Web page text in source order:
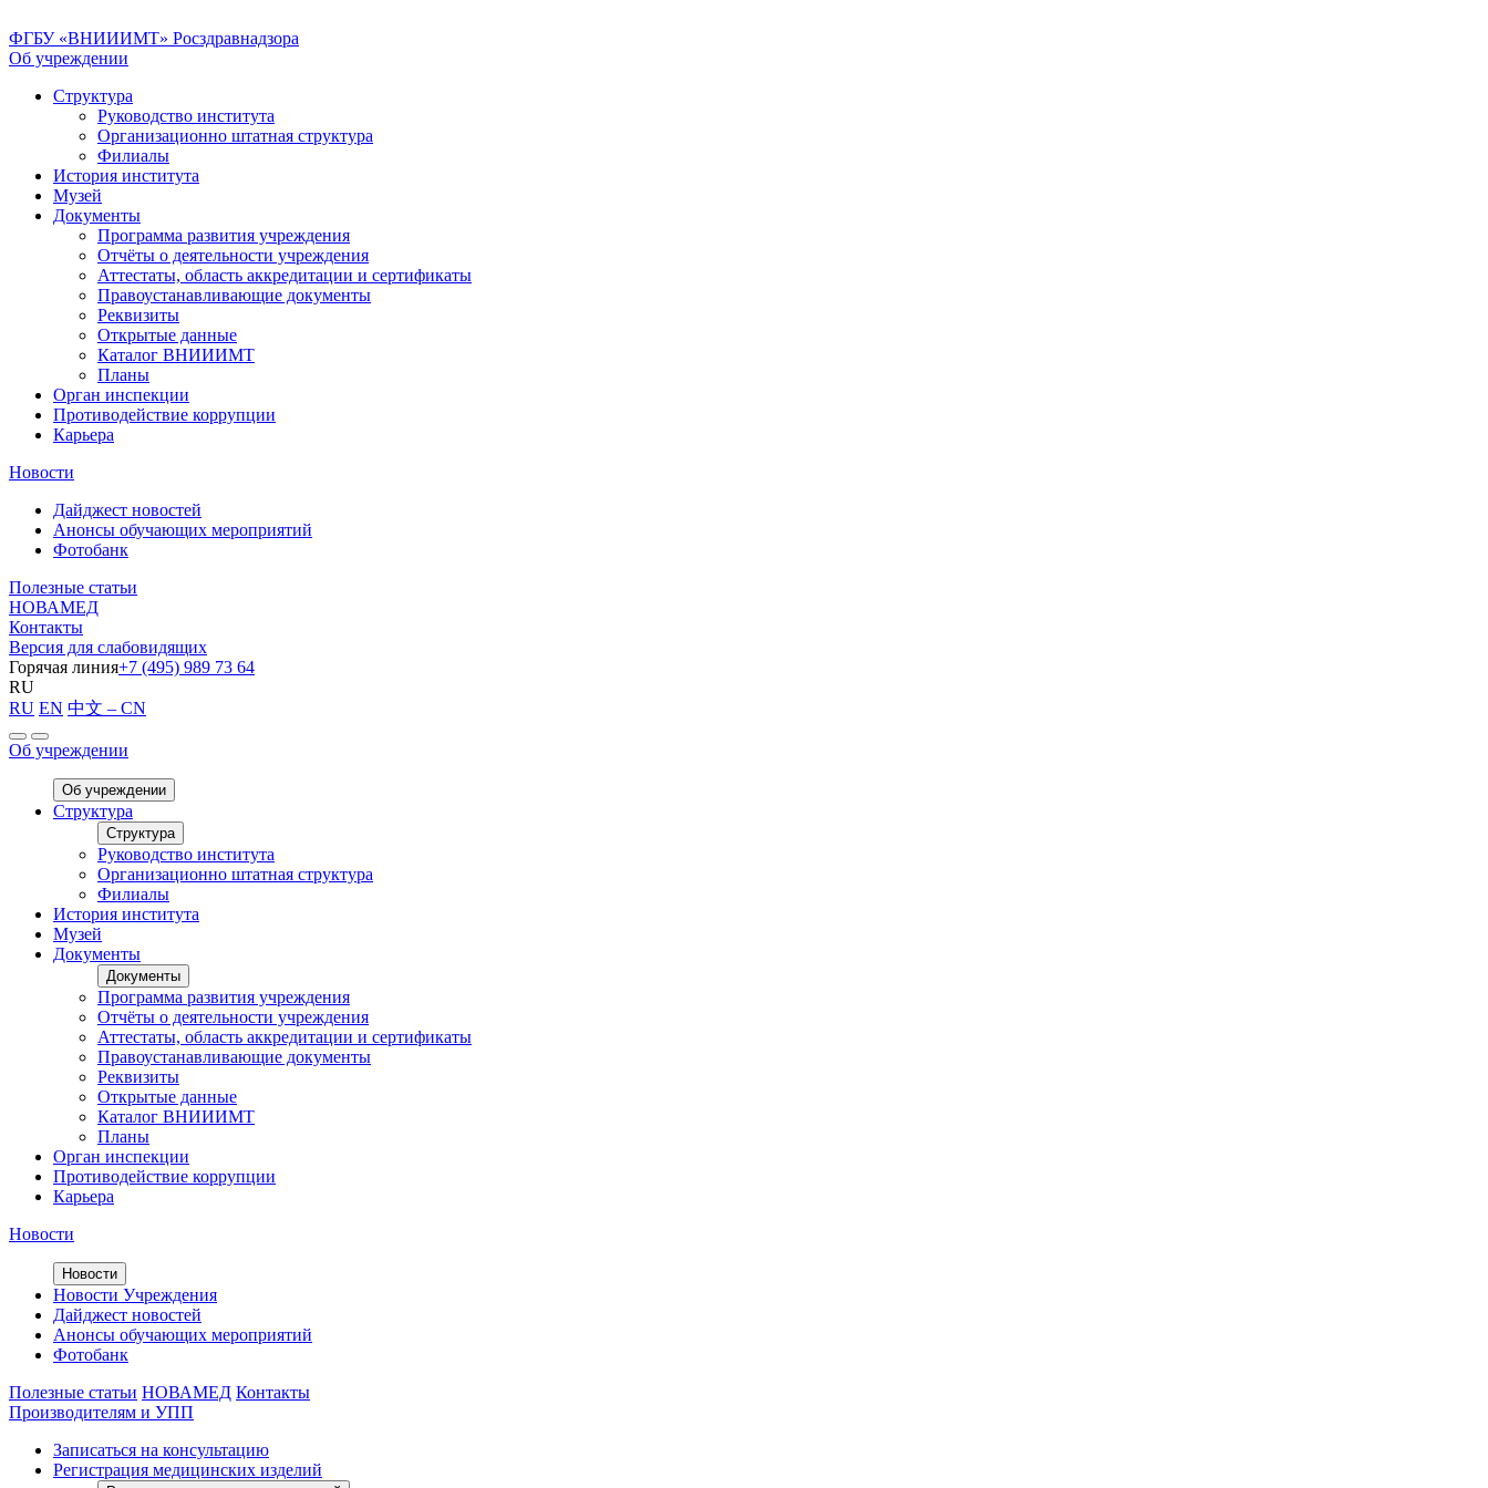
ФГБУ «ВНИИИМТ» Росздравнадзора
Об учреждении
Структура
Руководство института
Организационно штатная структура
Филиалы
История института
Музей
Документы
Программа развития учреждения
Отчёты о деятельности учреждения
Аттестаты, область аккредитации и сертификаты
Правоустанавливающие документы
Реквизиты
Открытые данные
Каталог ВНИИИМТ
Планы
Орган инспекции
Противодействие коррупции
Карьера
Новости
Дайджест новостей
Анонсы обучающих мероприятий
Фотобанк
Полезные статьи
НОВАМЕД
Контакты
Версия для слабовидящих
Горячая линия+7 (495) 989 73 64
RU
RU EN 中文 – CN
Об учреждении
Об учреждении
Структура
Структура
Руководство института
Организационно штатная структура
Филиалы
История института
Музей
Документы
Документы
Программа развития учреждения
Отчёты о деятельности учреждения
Аттестаты, область аккредитации и сертификаты
Правоустанавливающие документы
Реквизиты
Открытые данные
Каталог ВНИИИМТ
Планы
Орган инспекции
Противодействие коррупции
Карьера
Новости
Новости
Новости Учреждения
Дайджест новостей
Анонсы обучающих мероприятий
Фотобанк
Полезные статьи НОВАМЕД Контакты
Производителям и УПП
Записаться на консультацию
Регистрация медицинских изделий